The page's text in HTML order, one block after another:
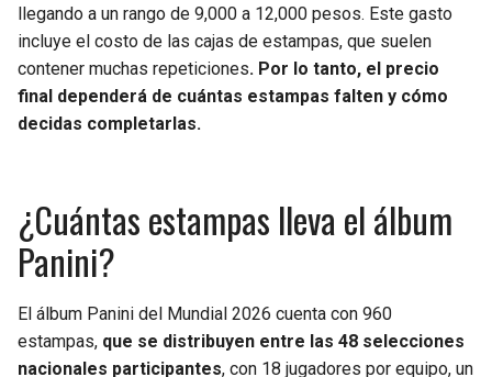
llegando a un rango de 9,000 a 12,000 pesos. Este gasto
incluye el costo de las cajas de estampas, que suelen
contener muchas repeticiones. Por lo tanto, el precio
final dependerá de cuántas estampas falten y cómo
decidas completarlas.
¿Cuántas estampas lleva el álbum
Panini?
El álbum Panini del Mundial 2026 cuenta con 960
estampas, que se distribuyen entre las 48 selecciones
nacionales participantes, con 18 jugadores por equipo, un